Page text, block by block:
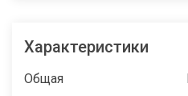
Характеристики
Общая